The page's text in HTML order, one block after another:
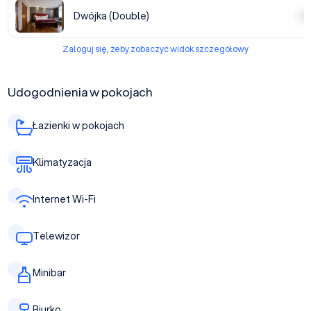
Dwójka (Double)
Zaloguj się, żeby zobaczyć widok szczegółowy
Udogodnienia w pokojach
Łazienki w pokojach
Klimatyzacja
Internet Wi-Fi
Telewizor
Minibar